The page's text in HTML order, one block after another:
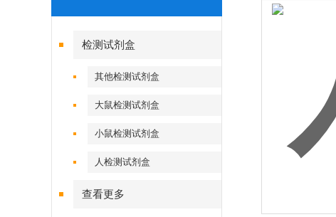
检测试剂盒
其他检测试剂盒
大鼠检测试剂盒
小鼠检测试剂盒
人检测试剂盒
查看更多